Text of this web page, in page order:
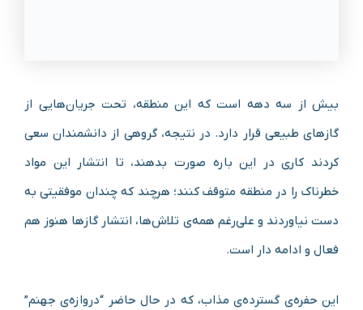
بیش از سه دهه است که این منطقه، تحت جریان‌هایی از
گاز‌های طبیعی قرار دارد. در نتیجه، گروهی از دانشمندان سعی
کردند کاری در این باره صورت بدهند، تا انتشار این مواد
خطرناک را در منطقه متوقف کنند؛ هرچند که چندان موفقیتی به
دست نیاوردند و علی‌رغم همه‌ی تلاش‌ها، انتشار گاز‌ها هنوز هم
فعال و ادامه دار است.
این حفره‌ی گسترده‌ی مذاب، که در حال حاضر “دروازه‌ی جهنم”